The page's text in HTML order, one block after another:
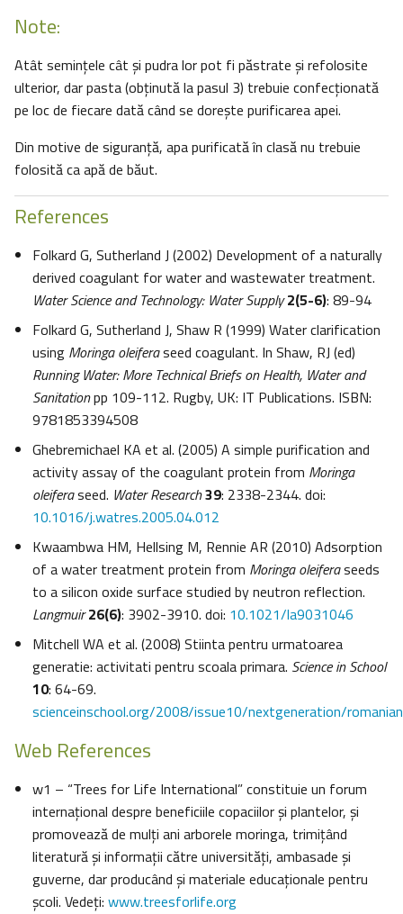
Note:
Atât seminţele cât şi pudra lor pot fi păstrate şi refolosite
ulterior, dar pasta (obţinută la pasul 3) trebuie confecţionată
pe loc de fiecare dată când se doreşte purificarea apei.
Din motive de siguranţă, apa purificată în clasă nu trebuie
folosită ca apă de băut.
References
Folkard G, Sutherland J (2002) Development of a naturally
derived coagulant for water and wastewater treatment.
Water Science and Technology: Water Supply 2(5-6): 89-94
Folkard G, Sutherland J, Shaw R (1999) Water clarification
using Moringa oleiferaseed coagulant. In Shaw, RJ (ed)
Running Water: More Technical Briefs on Health, Water and
Sanitationpp 109-112. Rugby, UK: IT Publications. ISBN:
9781853394508
Ghebremichael KA et al. (2005) A simple purification and
activity assay of the coagulant protein from Moringa
oleiferaseed. Water Research39: 2338-2344. doi:
10.1016/j.watres.2005.04.012
Kwaambwa HM, Hellsing M, Rennie AR (2010) Adsorption
of a water treatment protein from Moringa oleiferaseeds
to a silicon oxide surface studied by neutron reflection.
Langmuir 26(6): 3902-3910. doi: 10.1021/la9031046
Mitchell WA et al. (2008) Stiinta pentru urmatoarea
generatie: activitati pentru scoala primara. Science in School
10: 64-69.
scienceinschool.org/2008/issue10/nextgeneration/romanian
Web References
w1 – “Trees for Life International” constituie un forum
internaţional despre beneficiile copaciilor şi plantelor, şi
promovează de mulţi ani arborele moringa, trimiţând
literatură şi informaţii către universităţi, ambasade şi
guverne, dar producând şi materiale educaţionale pentru
şcoli. Vedeţi: www.treesforlife.org